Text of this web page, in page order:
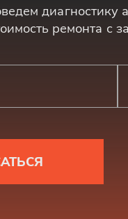
диагностику
ремонта с